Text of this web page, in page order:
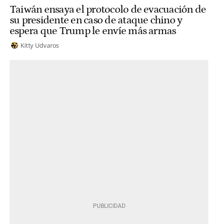
Taiwán ensaya el protocolo de evacuación de
su presidente en caso de ataque chino y
espera que Trump le envíe más armas
Kitty Udvaros